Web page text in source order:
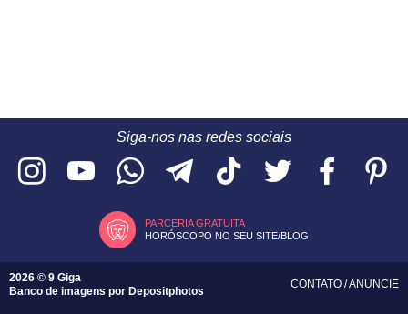
Siga-nos nas redes sociais
PARCERIA GRATUITA
HORÓSCOPO NO SEU SITE/BLOG
2026 © 9 Giga
Banco de imagens por Depositphotos
CONTATO /ANUNCIE